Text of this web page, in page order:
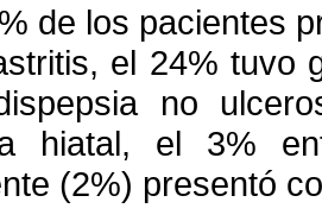
de los pacientes
el 24% tuvo
no
hiatal, el 3%
(2%) presentó